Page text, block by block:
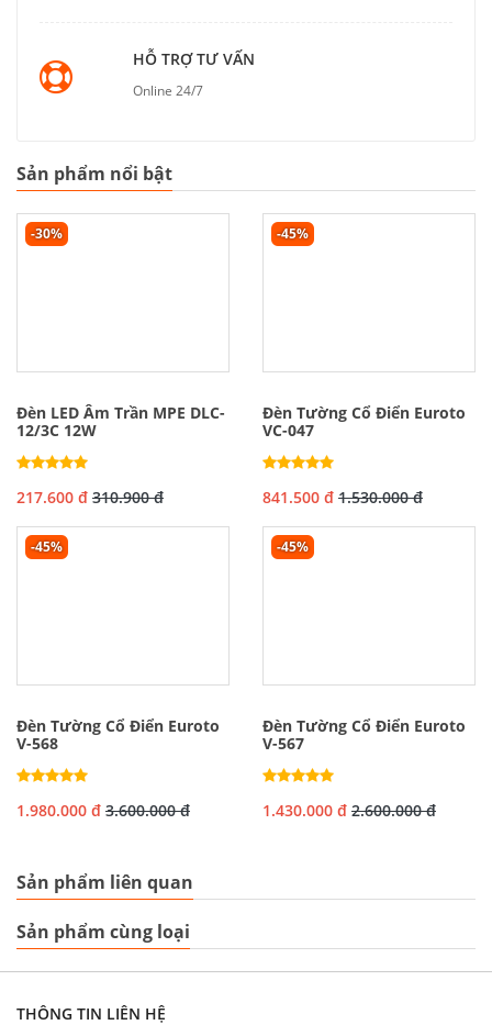
HỖ TRỢ TƯ VẤN
Online 24/7
Sản phẩm nổi bật
-30%
Đèn LED Âm Trần MPE DLC-
12/3C 12W
217.600 đ 310.900 đ
-45%
Đèn Tường Cổ Điển Euroto
VC-047
841.500 đ 1.530.000 đ
-45%
Đèn Tường Cổ Điển Euroto
V-568
1.980.000 đ 3.600.000 đ
-45%
Đèn Tường Cổ Điển Euroto
V-567
1.430.000 đ 2.600.000 đ
Sản phẩm liên quan
Sản phẩm cùng loại
THÔNG TIN LIÊN HỆ